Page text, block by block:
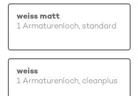
weiss matt
1 Armaturenloch, standard
weiss
1 Armaturenloch, cleanplus